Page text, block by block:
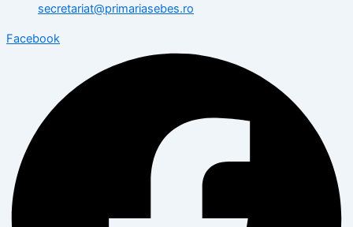
secretariat@primariasebes.ro
Facebook